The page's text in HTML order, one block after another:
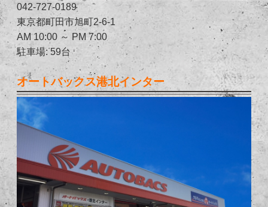
042-727-0189
東京都町田市旭町2-6-1
AM 10:00 ～ PM 7:00
駐車場: 59台
オートバックス港北インター